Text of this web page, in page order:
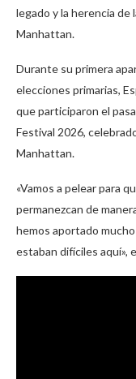
legado y la herencia de
Manhattan.
Durante su primera
elecciones primarias,
que participaron el
Festival 2026,
Manhattan.
«Vamos a pelear para
permanezcan de
hemos aportado
estaban difíciles aquí»,